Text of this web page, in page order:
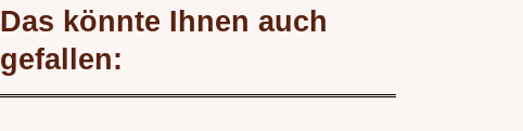
Das könnte Ihnen auch
gefallen: